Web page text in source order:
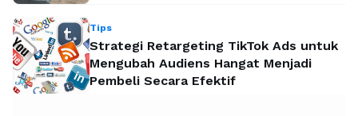
Tips
Strategi Retargeting TikTok Ads untuk
Mengubah Audiens Hangat Menjadi
Pembeli Secara Efektif